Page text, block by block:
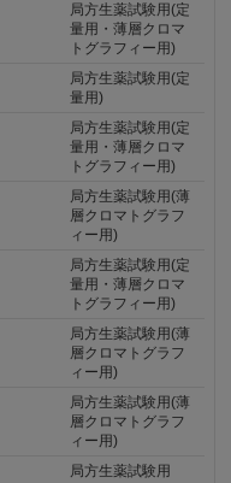
局方生薬試験用(定
量用・薄層クロマ
トグラフィー用)
局方生薬試験用(定
量用)
局方生薬試験用(定
量用・薄層クロマ
トグラフィー用)
局方生薬試験用(薄
層クロマトグラフ
ィー用)
局方生薬試験用(定
量用・薄層クロマ
トグラフィー用)
局方生薬試験用(薄
層クロマトグラフ
ィー用)
局方生薬試験用(薄
層クロマトグラフ
ィー用)
局方生薬試験用